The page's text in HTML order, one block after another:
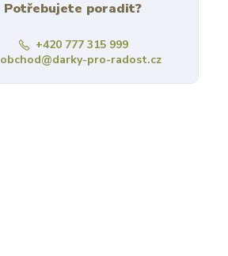
Potřebujete poradit?
+420 777 315 999
obchod@darky-pro-radost.cz